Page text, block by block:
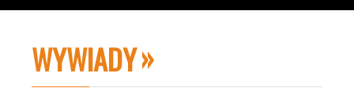
WYWIADY